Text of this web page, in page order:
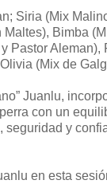
Siria (Mix
Bimba
Pastor Aleman),
(Mix de
Juanlu,
con un
seguridad y
en esta